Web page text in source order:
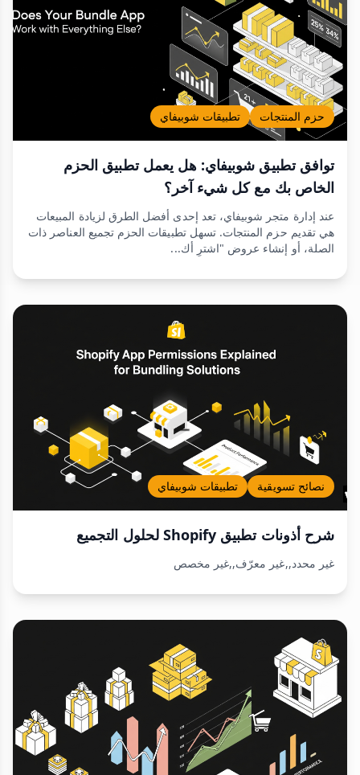
حزم المنتجات تطبيقات شوبيفاي
توافق تطبيق شوبيفاي: هل يعمل تطبيق الحزم
الخاص بك مع كل شيء آخر؟
عند إدارة متجر شوبيفاي، تعد إحدى أفضل الطرق لزيادة المبيعات
هي تقديم حزم المنتجات. تسهل تطبيقات الحزم تجميع العناصر ذات
الصلة، أو إنشاء عروض "اشترِ أك...
نصائح تسويقية تطبيقات شوبيفاي
شرح أذونات تطبيق Shopify لحلول التجميع
غير محدد,,غير معرّف,,غير مخصص